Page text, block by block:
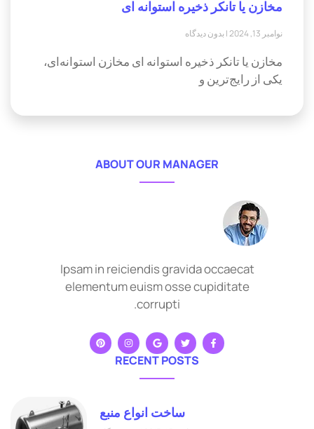
مخازن یا تانکر ذخیره استوانه ای
نوامبر 13, 2024 بدون دیدگاه
مخازن یا تانکر ذخیره استوانه ای مخازن استوانه‌ای،
یکی از رایج‌ترین و
ABOUT OUR MANAGER
Ipsam in reiciendis gravida occaecat
elementum euism osse cupiditate
corrupti.
RECENT POSTS
ساخت انواع منبع